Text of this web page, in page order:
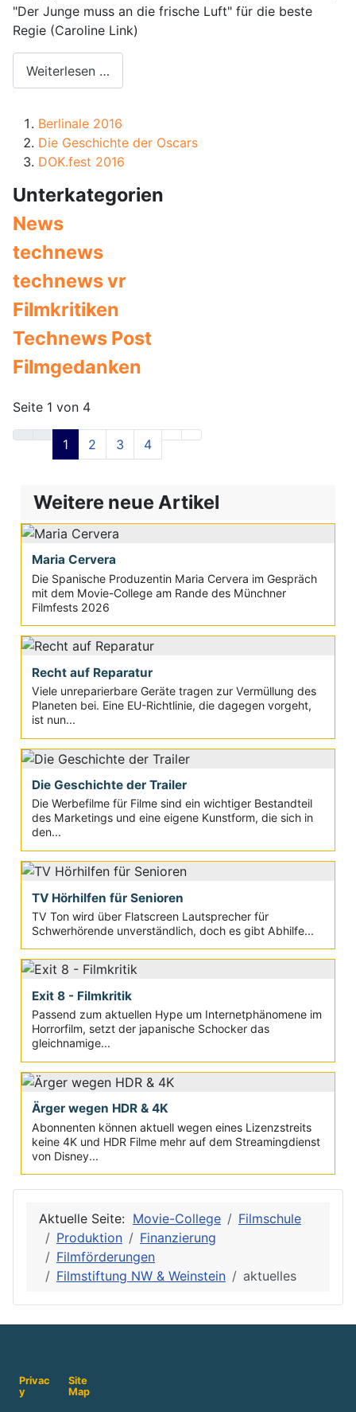
"Der Junge muss an die frische Luft" für die beste
Regie (Caroline Link)
Weiterlesen …
Berlinale 2016
Die Geschichte der Oscars
DOK.fest 2016
Unterkategorien
News
technews
technews vr
Filmkritiken
Technews Post
Filmgedanken
Seite 1 von 4
1 2 3 4
Weitere neue Artikel
Maria Cervera
Die Spanische Produzentin Maria Cervera im Gespräch
mit dem Movie-College am Rande des Münchner
Filmfests 2026
Recht auf Reparatur
Viele unreparierbare Geräte tragen zur Vermüllung des
Planeten bei. Eine EU-Richtlinie, die dagegen vorgeht,
ist nun...
Die Geschichte der Trailer
Die Werbefilme für Filme sind ein wichtiger Bestandteil
des Marketings und eine eigene Kunstform, die sich in
den...
TV Hörhilfen für Senioren
TV Ton wird über Flatscreen Lautsprecher für
Schwerhörende unverständlich, doch es gibt Abhilfe...
Exit 8 - Filmkritik
Passend zum aktuellen Hype um Internetphänomene im
Horrorfilm, setzt der japanische Schocker das
gleichnamige...
Ärger wegen HDR & 4K
Abonnenten können aktuell wegen eines Lizenzstreits
keine 4K und HDR Filme mehr auf dem Streamingdienst
von Disney...
Aktuelle Seite: Movie-College
Filmschule
Produktion
Finanzierung
Filmförderungen
Filmstiftung NW & Weinstein
aktuelles
Privac
y
Site
Map